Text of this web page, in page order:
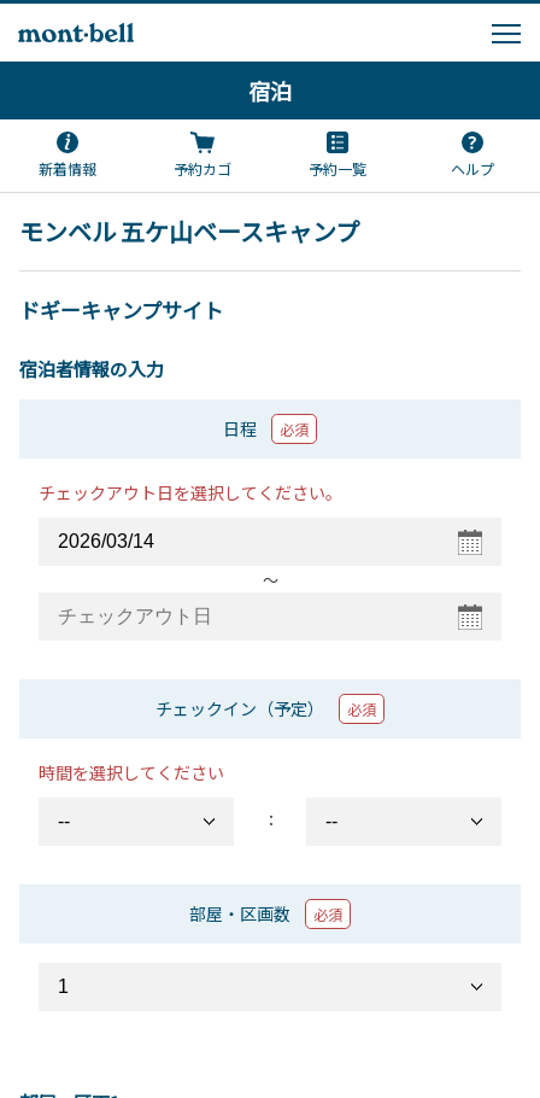
宿泊
新着情報 予約カゴ 予約一覧 ヘルプ
モンベル 五ケ山ベースキャンプ
ドギーキャンプサイト
宿泊者情報の入力
日程 必須
チェックアウト日を選択してください。
〜
チェックイン（予定） 必須
時間を選択してください
：
部屋・区画数 必須